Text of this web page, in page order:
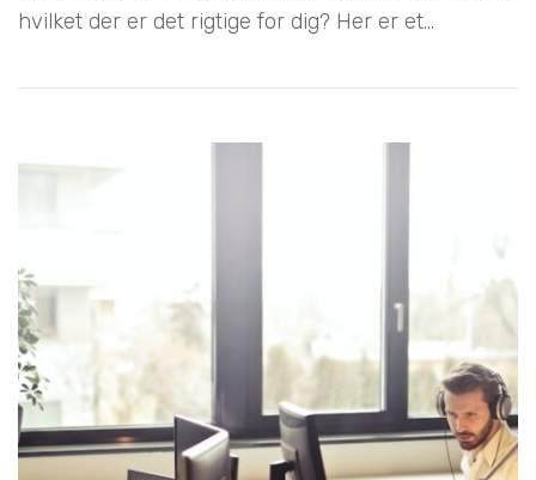
hvilket der er det rigtige for dig? Her er et...